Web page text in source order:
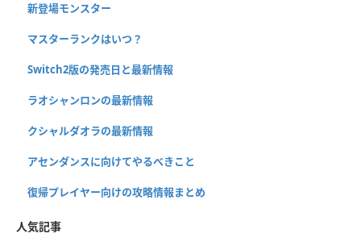
新登場モンスター
マスターランクはいつ？
Switch2版の発売日と最新情報
ラオシャンロンの最新情報
クシャルダオラの最新情報
アセンダンスに向けてやるべきこと
復帰プレイヤー向けの攻略情報まとめ
人気記事